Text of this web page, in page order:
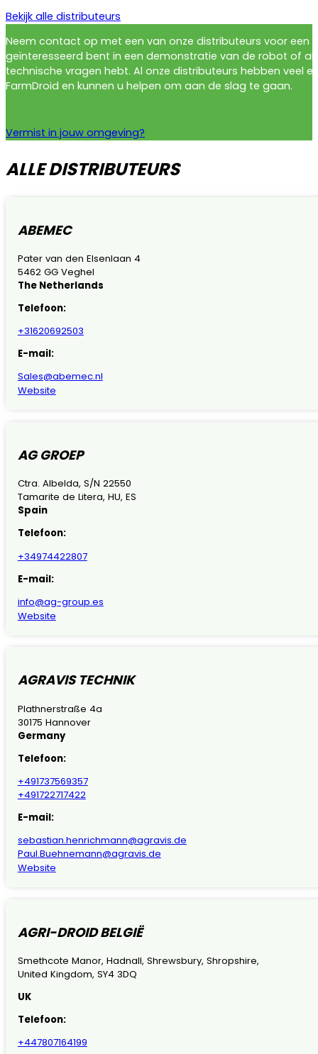
Bekijk alle distributeurs
Neem contact op met een van onze distributeurs voor een
geïnteresseerd bent in een demonstratie van de robot of
technische vragen hebt. Al onze distributeurs hebben veel
FarmDroid en kunnen u helpen om aan de slag te gaan.
Vermist in jouw omgeving?
ALLE DISTRIBUTEURS
ABEMEC
Pater van den Elsenlaan 4
5462 GG Veghel
The Netherlands
Telefoon:
+31620692503
E-mail:
Sales@abemec.nl
Website
AG GROEP
Ctra. Albelda, S/N 22550
Tamarite de Litera, HU, ES
Spain
Telefoon:
+34974422807
E-mail:
info@ag-group.es
Website
AGRAVIS TECHNIK
Plathnerstraße 4a
30175 Hannover
Germany
Telefoon:
+491737569357
+491722717422
E-mail:
sebastian.henrichmann@agravis.de
Paul.Buehnemann@agravis.de
Website
AGRI-DROID BELGIË
Smethcote Manor, Hadnall, Shrewsbury, Shropshire,
United Kingdom, SY4 3DQ
UK
Telefoon:
+447807164199